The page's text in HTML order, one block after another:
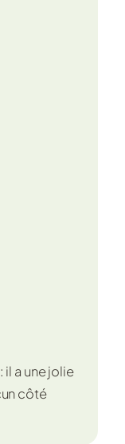
il a une jolie
côté